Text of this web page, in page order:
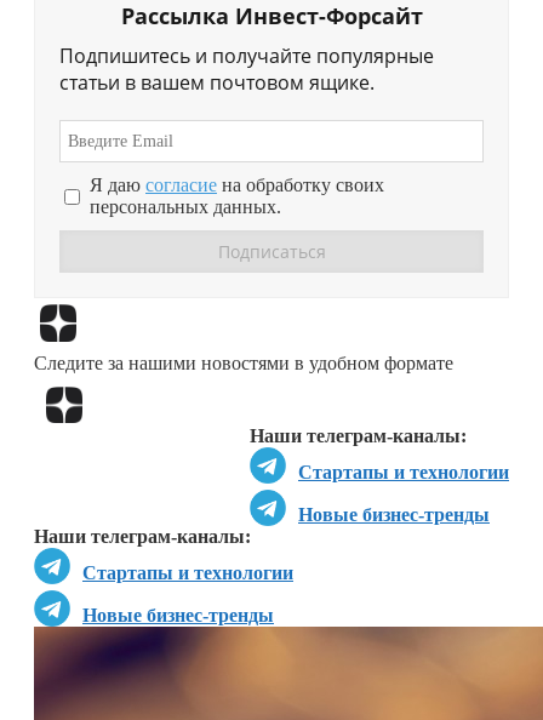
Рассылка Инвест-Форсайт
Подпишитесь и получайте популярные
статьи в вашем почтовом ящике.
Я даю согласие на обработку своих
персональных данных.
Следите за нашими новостями в удобном формате
Наши телеграм-каналы:
Стартапы и технологии
Новые бизнес-тренды
Наши телеграм-каналы:
Стартапы и технологии
Новые бизнес-тренды